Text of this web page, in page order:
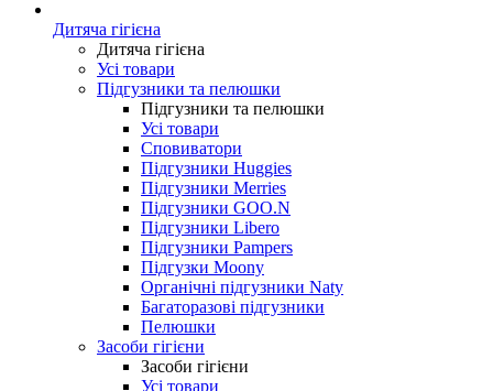
Дитяча гігієна
Дитяча гігієна
Усі товари
Підгузники та пелюшки
Підгузники та пелюшки
Усі товари
Сповиватори
Підгузники Huggies
Підгузники Merries
Підгузники GOO.N
Підгузники Libero
Підгузники Pampers
Підгузки Moony
Органічні підгузники Naty
Багаторазові підгузники
Пелюшки
Засоби гігієни
Засоби гігієни
Усі товари